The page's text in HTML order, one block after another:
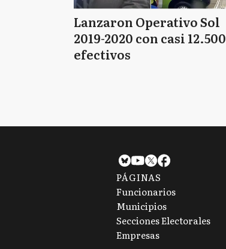
Lanzaron Operativo Sol
2019-2020 con casi 12.500
efectivos
PÁGINAS
Funcionarios
Municipios
Secciones Electorales
Empresas